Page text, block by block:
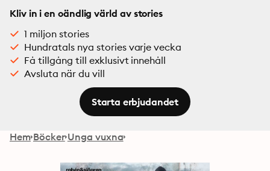
Kliv in i en oändlig värld av stories
1 miljon stories
Hundratals nya stories varje vecka
Få tillgång till exklusivt innehåll
Avsluta när du vill
Starta erbjudandet
Hem Böcker Unga vuxna